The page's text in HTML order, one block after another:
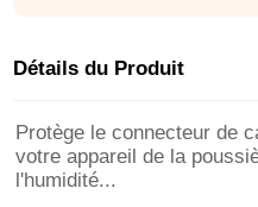
Détails du Produit
Protège le connecteur de
votre appareil de la
l'humidité...